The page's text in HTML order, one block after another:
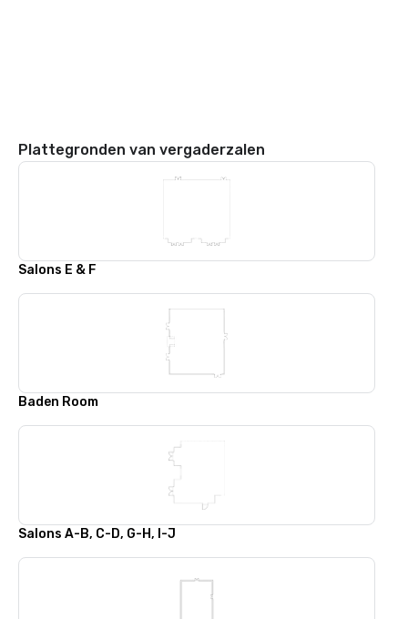
Plattegronden van vergaderzalen
Salons E & F
Baden Room
Salons A-B, C-D, G-H, I-J